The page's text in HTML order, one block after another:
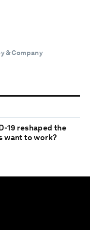
& Company
19 reshaped the
want to work?